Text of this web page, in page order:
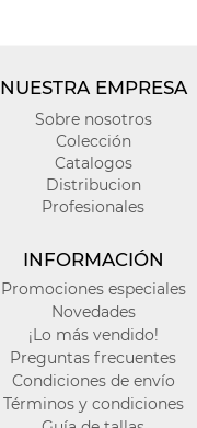
NUESTRA EMPRESA
Sobre nosotros
Colección
Catalogos
Distribucion
Profesionales
INFORMACIÓN
Promociones especiales
Novedades
¡Lo más vendido!
Preguntas frecuentes
Condiciones de envío
Términos y condiciones